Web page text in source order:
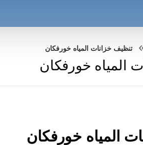
تنظيف خزانات المياه خورفكان
المياه خورفكان
المياه خورفكان